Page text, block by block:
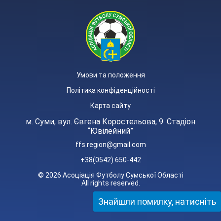
Умови та положення
Політика конфіденційності
Карта сайту
м. Суми, вул. Євгена Коростельова, 9. Стадіон
“Ювілейний”
ffs.region@gmail.com
+38(0542) 650-442
© 2026 Асоціація Футболу Сумської Області
All rights reserved.
Знайшли помилку, натисніть